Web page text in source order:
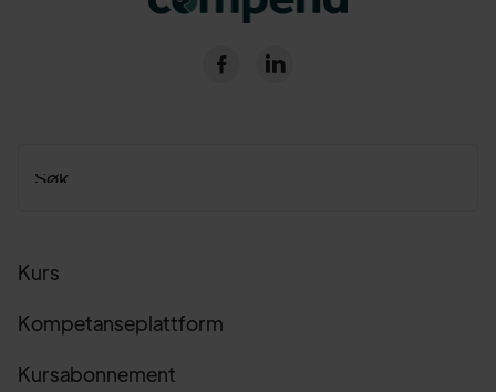
 
Kurs
Kompetanseplattform
Kursabonnement